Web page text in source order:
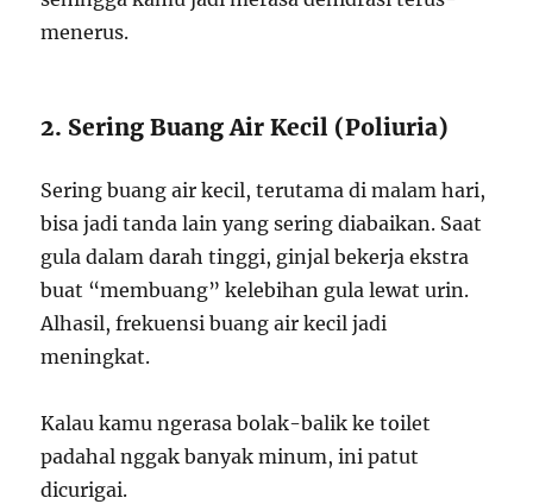
menerus.
2. Sering Buang Air Kecil (Poliuria)
Sering buang air kecil, terutama di malam hari,
bisa jadi tanda lain yang sering diabaikan. Saat
gula dalam darah tinggi, ginjal bekerja ekstra
buat “membuang” kelebihan gula lewat urin.
Alhasil, frekuensi buang air kecil jadi
meningkat.
Kalau kamu ngerasa bolak-balik ke toilet
padahal nggak banyak minum, ini patut
dicurigai.